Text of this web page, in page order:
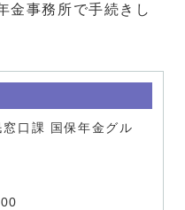
金事務所で手続きし
口課 国保年金グル